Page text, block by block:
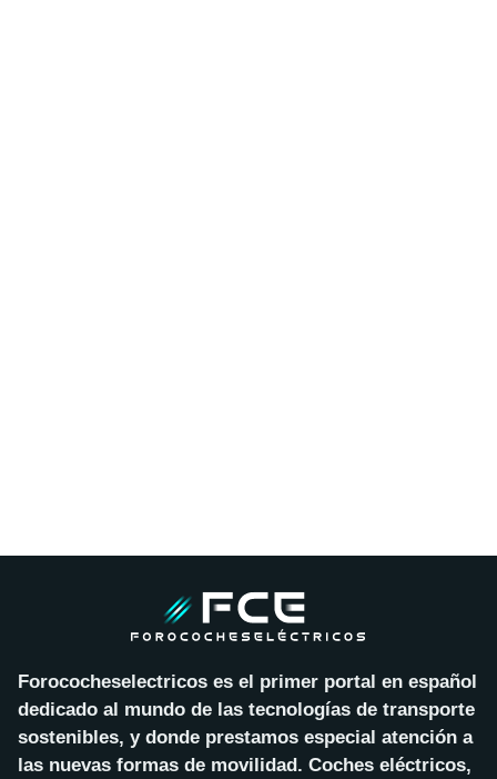
Forococheselectricos es el primer portal en español
dedicado al mundo de las tecnologías de transporte
sostenibles, y donde prestamos especial atención a
las nuevas formas de movilidad. Coches eléctricos,